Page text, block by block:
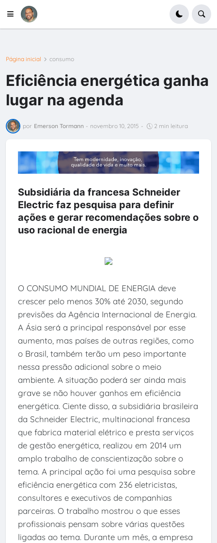
Página inicial consumo
Eficiência energética ganha
lugar na agenda
por Emerson Tormann - novembro 10, 2015 - 2 min leitura
Subsidiária da francesa Schneider
Electric faz pesquisa para definir
ações e gerar recomendações sobre o
uso racional de energia
O CONSUMO MUNDIAL DE ENERGIA deve
crescer pelo menos 30% até 2030, segundo
previsões da Agência Internacional de Energia.
A Ásia será a principal responsável por esse
aumento, mas países de outras regiões, como
o Brasil, também terão um peso importante
nessa pressão adicional sobre o meio
ambiente. A situação poderá ser ainda mais
grave se não houver ganhos em eficiência
energética. Ciente disso, a subsidiária brasileira
da Schneider Electric, multinacional francesa
que fabrica material elétrico e presta serviços
de gestão energética, realizou em 2014 um
amplo trabalho de conscientização sobre o
tema. A principal ação foi uma pesquisa sobre
eficiência energética com 236 eletricistas,
consultores e executivos de companhias
parceiras. O trabalho mostrou o que esses
profissionais pensam sobre várias questões
ligadas ao tema. Durante um mês, a empresa